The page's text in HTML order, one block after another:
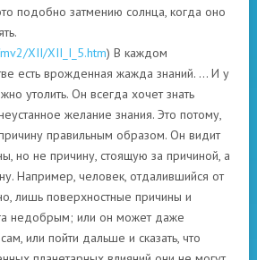
подобно затмению солнца, когда оно
XII/XII_I_5.htm) В каждом
есть врожденная жажда знаний. … И у
утолить. Он всегда хочет знать
желание знания. Это потому,
правильным образом. Он видит
но не причину, стоящую за причиной, а
Например, человек, отдалившийся от
лишь поверхностные причины и
недобрым; или он может даже
или пойти дальше и сказать, что